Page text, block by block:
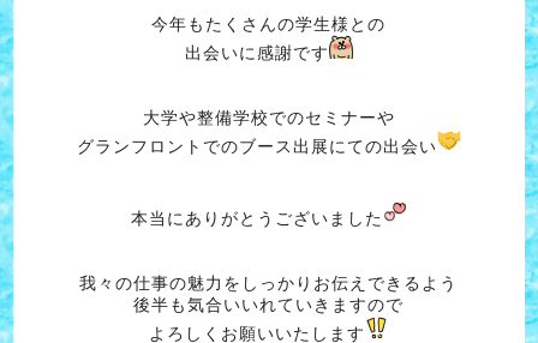
今年もたくさんの学生様との
出会いに感謝です
大学や整備学校でのセミナーや
グランフロントでのブース出展にての出会い
本当にありがとうございました
我々の仕事の魅力をしっかりお伝えできるよう
後半も気合いいれていきますので
よろしくお願いいたします